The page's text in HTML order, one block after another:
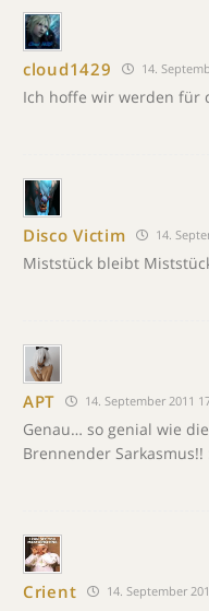
cloud1429 14.
Ich hoffe wir werden für
Disco Victim 14.
Miststück bleibt
APT 14. September 2011
Genau… so genial wie
Brennender Sarkasmus!!
Crient 14. September